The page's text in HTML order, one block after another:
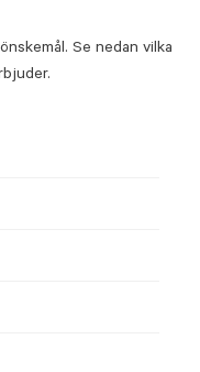
Se nedan vilka